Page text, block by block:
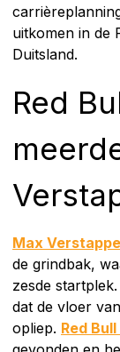
uitkomen in de
Duitsland.
Red
Max
de grindbak,
zesde
dat de vloer
opliep. Red